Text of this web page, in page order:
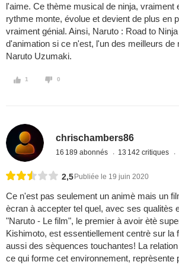
l'aime. Ce thème musical de ninja, vraiment
rythme monte, évolue et devient de plus en
vraiment génial. Ainsi, Naruto : Road to
d'animation si ce n'est, l'un des meilleurs de
Naruto Uzumaki.
1 0
chrischambers86
16 189 abonnés 13 142 critiques
2,5 Publiée le 19 juin 2020
Ce n'est pas seulement un animè mais un
ècran à accepter tel quel, avec ses qualitès
"Naruto - Le film", le premier à avoir ètè
Kishimoto, est essentiellement centrè sur la
aussi des sèquences touchantes! La
ce qui forme cet environnement, reprèsente